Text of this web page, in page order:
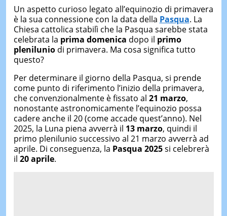
Un aspetto curioso legato all’equinozio di primavera
è la sua connessione con la data della Pasqua. La
Chiesa cattolica stabilì che la Pasqua sarebbe stata
celebrata la prima domenica dopo il primo
pleniluniodi primavera. Ma cosa significa tutto
questo?
Per determinare il giorno della Pasqua, si prende
come punto di riferimento l’inizio della primavera,
che convenzionalmente è fissato al 21 marzo,
nonostante astronomicamente l’equinozio possa
cadere anche il 20 (come accade quest’anno). Nel
2025, la Luna piena avverrà il 13 marzo, quindi il
primo plenilunio successivo al 21 marzo avverrà ad
aprile. Di conseguenza, la Pasqua 2025si celebrerà
il 20 aprile.